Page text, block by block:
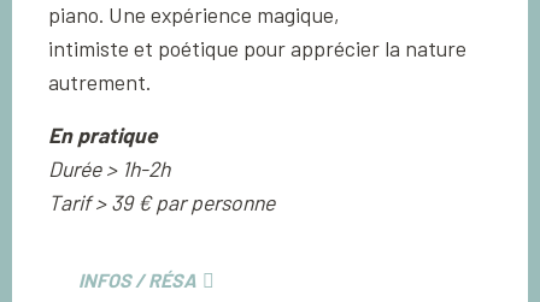
piano. Une expérience magique,
intimiste et poétique pour apprécier la nature
autrement.
En pratique
Durée > 1h-2h
Tarif > 39 € par personne
INFOS / RÉSA